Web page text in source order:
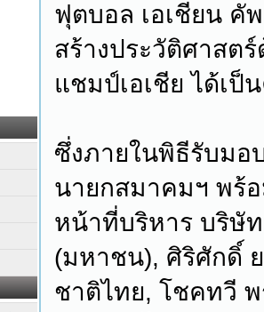
ฟุตบอล เอเชียน คั
สร้างประวัติศาสต
แชมป์เอเชีย ได้เป็
ซึ่งภายในพิธีรับมอ
นายกสมาคมฯ พร้
หน้าที่บริหาร บริษั
(มหาชน), ศิริศักดิ์
ชาติไทย, โชคทวี